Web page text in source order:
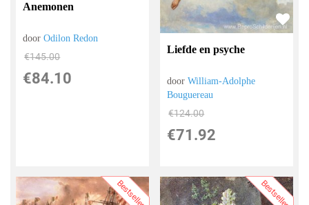
Anemonen
doorOdilon Redon
€145.00
€84.10
Liefde en psyche
doorWilliam-Adolphe
Bouguereau
€124.00
€71.92
Bestseller Bestseller